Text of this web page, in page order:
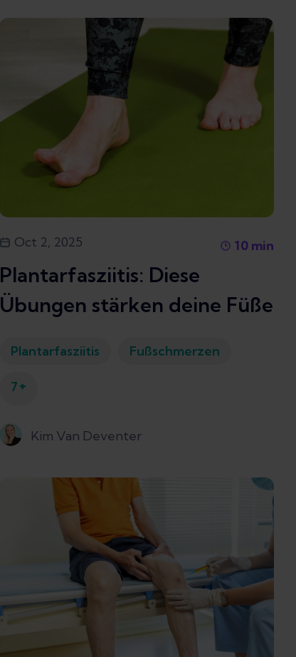
Oct 2, 2025 10 min
Plantarfasziitis: Diese
Übungen stärken deine Füße
Plantarfasziitis Fußschmerzen
7+
Kim Van Deventer